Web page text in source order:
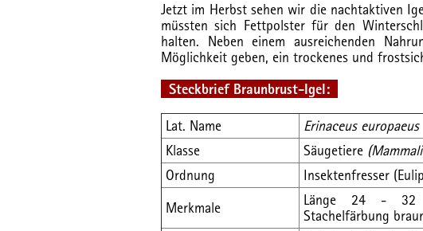
Jetzt im Herbst sehen wir die nachtaktiven
müssten sich Fettpolster für den
halten. Neben einem ausreichenden
Möglichkeit geben, ein trockenes und
Steckbrief Braunbrust-Igel:
Lat. Name
Erinaceus europaeus
Klasse
Säugetiere
Ordnung
Insektenfresser
Merkmale
Länge 24 - 32
Stachelfärbung